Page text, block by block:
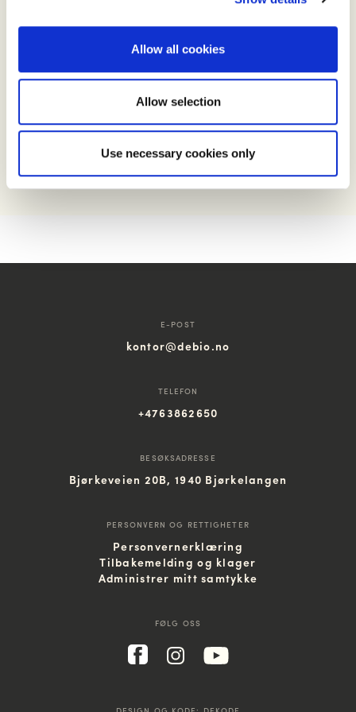
Allow all cookies
Allow selection
Use necessary cookies only
finner du her.
Foto: Landbruks- og matdepartementet
DEL DENNE ARTIKKELEN
E-POST
kontor@debio.no
TELEFON
+4763862650
BESØKSADRESSE
Bjørkeveien 20B, 1940 Bjørkelangen
PERSONVERN OG RETTIGHETER
Personvernerklæring
Tilbakemelding og klager
Administrer mitt samtykke
FØLG OSS